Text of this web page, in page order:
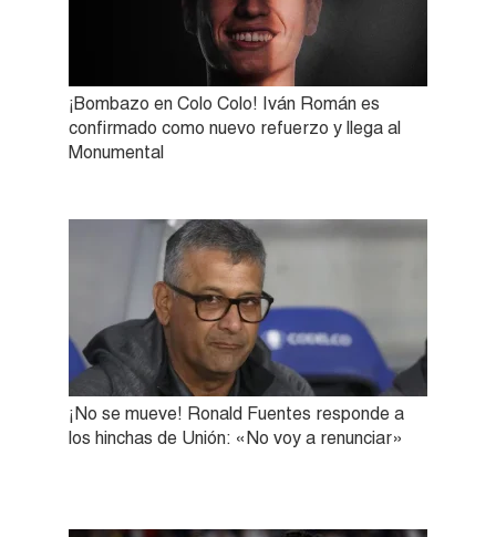
¡Bombazo en Colo Colo! Iván Román es
confirmado como nuevo refuerzo y llega al
Monumental
¡No se mueve! Ronald Fuentes responde a
los hinchas de Unión: «No voy a renunciar»